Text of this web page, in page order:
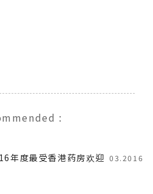
:
年度最受香港药房欢迎 03.2016